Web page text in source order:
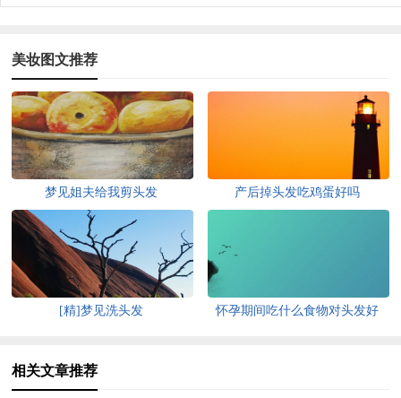
美妆图文推荐
梦见姐夫给我剪头发 产后掉头发吃鸡蛋好吗
[精]梦见洗头发 怀孕期间吃什么食物对头发好
相关文章推荐